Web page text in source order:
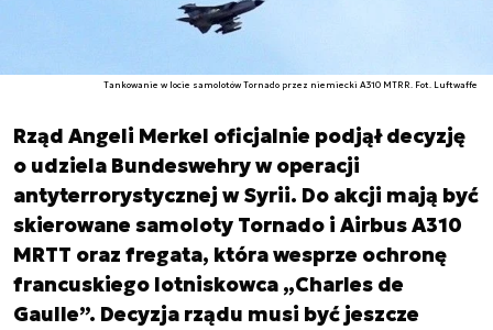
Tankowanie w locie samolotów Tornado przez niemiecki A310 MTRR. Fot. Luftwaffe
Rząd Angeli Merkel oficjalnie podjął decyzję
o udziela Bundeswehry w operacji
antyterrorystycznej w Syrii. Do akcji mają być
skierowane samoloty Tornado i Airbus A310
MRTT oraz fregata, która wesprze ochronę
francuskiego lotniskowca „Charles de
Gaulle”. Decyzja rządu musi być jeszcze